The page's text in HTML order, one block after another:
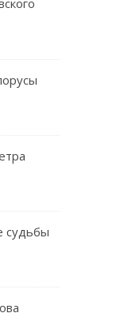
судьбы